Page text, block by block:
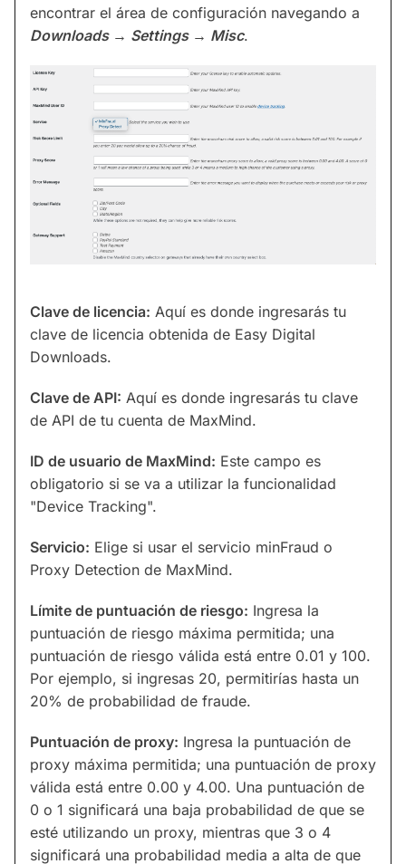
encontrar el área de configuración navegando a
Downloads → Settings → Misc.
Clave de licencia: Aquí es donde ingresarás tu
clave de licencia obtenida de Easy Digital
Downloads.
Clave de API: Aquí es donde ingresarás tu clave
de API de tu cuenta de MaxMind.
ID de usuario de MaxMind: Este campo es
obligatorio si se va a utilizar la funcionalidad
"Device Tracking".
Servicio: Elige si usar el servicio minFraud o
Proxy Detection de MaxMind.
Límite de puntuación de riesgo: Ingresa la
puntuación de riesgo máxima permitida; una
puntuación de riesgo válida está entre 0.01 y 100.
Por ejemplo, si ingresas 20, permitirías hasta un
20% de probabilidad de fraude.
Puntuación de proxy: Ingresa la puntuación de
proxy máxima permitida; una puntuación de proxy
válida está entre 0.00 y 4.00. Una puntuación de
0 o 1 significará una baja probabilidad de que se
esté utilizando un proxy, mientras que 3 o 4
significará una probabilidad media a alta de que